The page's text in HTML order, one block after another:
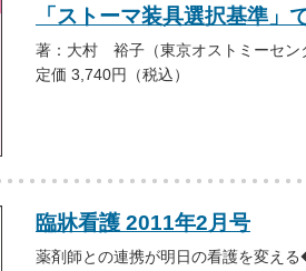
「ストーマ装具選択基準」
著：大村 裕子（東京オストミーセン
定価 3,740円（税込）
臨牀看護 2011年2月号
薬剤師との連携が明日の看護を変え